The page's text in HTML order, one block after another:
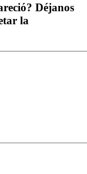
Déjanos
la